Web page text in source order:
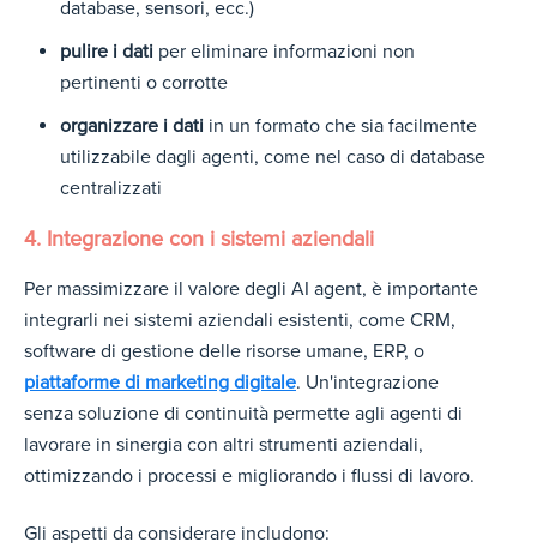
database, sensori, ecc.)
pulire i dati per eliminare informazioni non
pertinenti o corrotte
organizzare i dati in un formato che sia facilmente
utilizzabile dagli agenti, come nel caso di database
centralizzati
4. Integrazione con i sistemi aziendali
Per massimizzare il valore degli AI agent, è importante
integrarli nei sistemi aziendali esistenti, come CRM,
software di gestione delle risorse umane, ERP, o
piattaforme di marketing digitale. Un'integrazione
senza soluzione di continuità permette agli agenti di
lavorare in sinergia con altri strumenti aziendali,
ottimizzando i processi e migliorando i flussi di lavoro.
Gli aspetti da considerare includono: